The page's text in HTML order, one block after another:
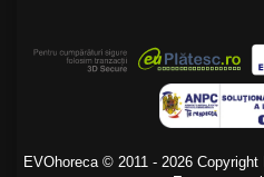
EVOhoreca © 2011 - 2026 Copyright